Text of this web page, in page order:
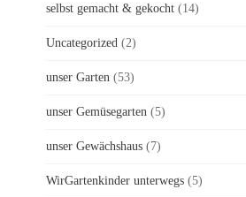
selbst gemacht & gekocht(14)
Uncategorized (2)
unser Garten (53)
unser Gemüsegarten (5)
unser Gewächshaus(7)
WirGartenkinder unterwegs(5)